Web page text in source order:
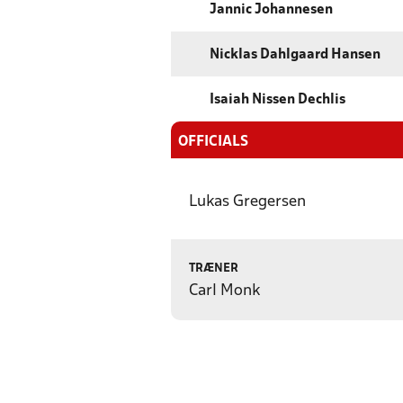
Jannic Johannesen
Nicklas Dahlgaard Hansen
Isaiah Nissen Dechlis
OFFICIALS
Lukas Gregersen
TRÆNER
Carl Monk